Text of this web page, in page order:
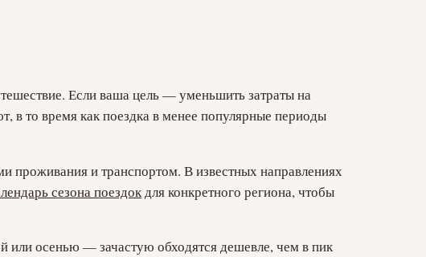
Если ваша цель — уменьшить затраты на
в то время как поездка в менее популярные периоды
проживания и транспортом. В известных направлениях
сезона поездок для конкретного региона, чтобы
или осенью — зачастую обходятся дешевле, чем в пик